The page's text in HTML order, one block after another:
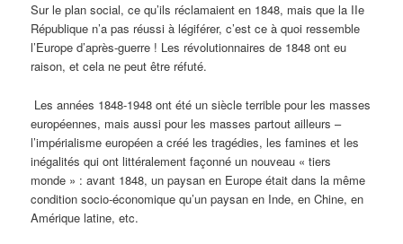
Sur le plan social, ce qu’ils réclamaient en 1848, mais que la IIe
République n’a pas réussi à légiférer, c’est ce à quoi ressemble
l’Europe d’après-guerre ! Les révolutionnaires de 1848 ont eu
raison, et cela ne peut être réfuté.
Les années 1848-1948 ont été un siècle terrible pour les masses
européennes, mais aussi pour les masses partout ailleurs –
l’impérialisme européen a créé les tragédies, les famines et les
inégalités qui ont littéralement façonné un nouveau « tiers
monde » : avant 1848, un paysan en Europe était dans la même
condition socio-économique qu’un paysan en Inde, en Chine, en
Amérique latine, etc.